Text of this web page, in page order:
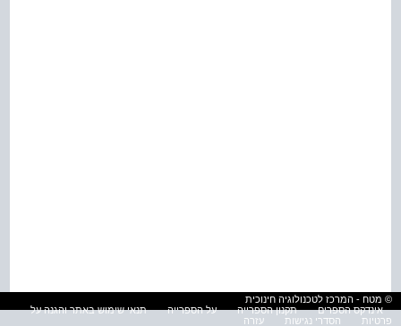
© מטח - המרכז לטכנולוגיה חינוכית
אינדקס הספרים
תקנון הספרייה על הספרייה
תנאי שימוש באתר והגנה על
פרטיות
הסדרי נגישות עזרה